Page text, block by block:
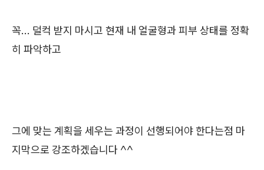
꼭... 덜컥 받지 마시고 현재 내 얼굴형과 피부 상태를 정확
히 파악하고
그에 맞는 계획을 세우는 과정이 선행되어야 한다는점 마
지막으로 강조하겠습니다 ^^